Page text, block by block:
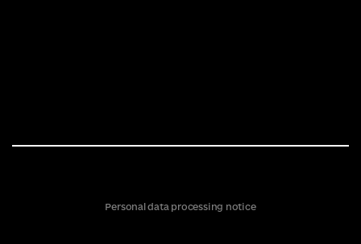
Personal data processing notice